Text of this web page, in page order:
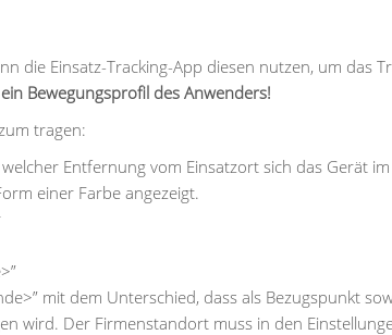
die Einsatz-Tracking-App diesen nutzen, um das
Bewegungsprofil des Anwenders!
tragen:
Entfernung vom Einsatzort sich das Gerät
einer Farbe angezeigt.
mit dem Unterschied, dass als Bezugspunkt
wird. Der Firmenstandort muss in den